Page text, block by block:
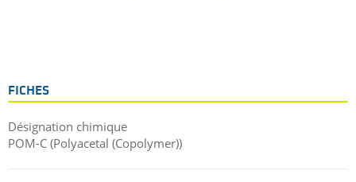
FICHES
Désignation chimique
POM-C (Polyacetal (Copolymer))